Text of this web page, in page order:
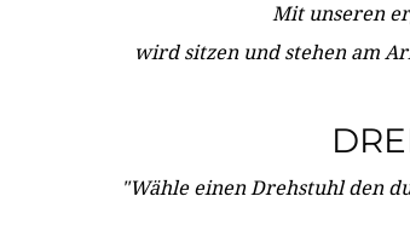
Mit unseren
wird sitzen und stehen am
"Wähle einen Drehstuhl den